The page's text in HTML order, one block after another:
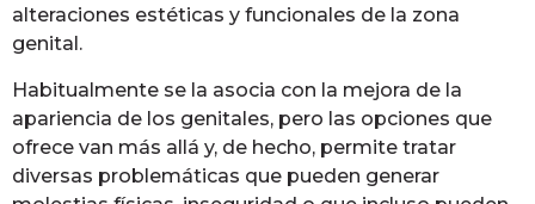
alteraciones estéticas y funcionales de la zona
genital.
Habitualmente se la asocia con la mejora de la
apariencia de los genitales, pero las opciones que
ofrece van más allá y, de hecho, permite tratar
diversas problemáticas que pueden generar